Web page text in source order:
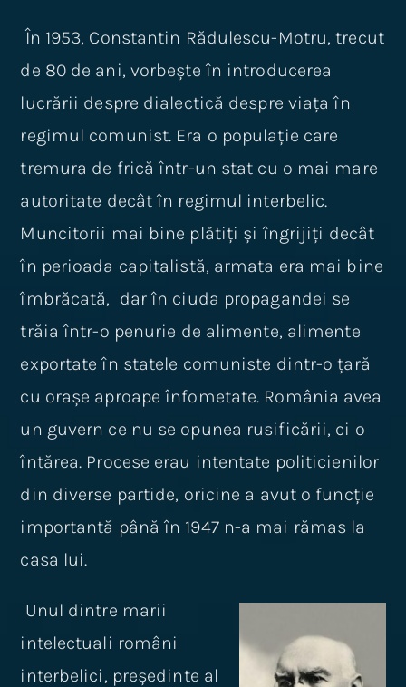
În 1953, Constantin Rădulescu-Motru, trecut
de 80 de ani, vorbește în introducerea
lucrării despre dialectică despre viața în
regimul comunist. Era o populație care
tremura de frică într-un stat cu o mai mare
autoritate decât în regimul interbelic.
Muncitorii mai bine plătiți și îngrijiți decât
în perioada capitalistă, armata era mai bine
îmbrăcată, dar în ciuda propagandei se
trăia într-o penurie de alimente, alimente
exportate în statele comuniste dintr-o țară
cu orașe aproape înfometate. România avea
un guvern ce nu se opunea rusificării, ci o
întărea. Procese erau intentate politicienilor
din diverse partide, oricine a avut o funcție
importantă până în 1947 n-a mai rămas la
casa lui.
Unul dintre marii
intelectuali români
interbelici, președinte al